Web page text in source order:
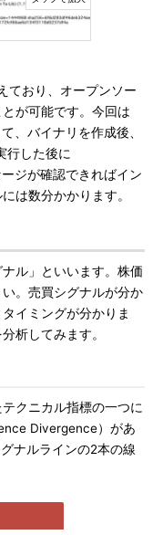
おり、オープンソー
が可能です。今回は
、バイナリを作成後、
行した後に
ジが確認できればイン
は数分かかります。
ル」といいます。株価
。売買シグナルが分か
イミングが分かりま
析してみます。
クニカル指標の一つに
Divergence）があ
ナルラインの2本の線